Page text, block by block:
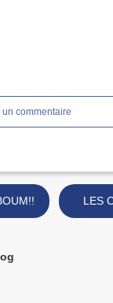
un commentaire